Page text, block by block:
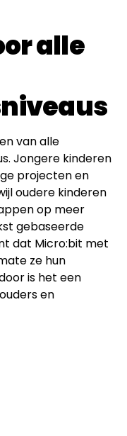
alle
van alle
Jongere kinderen
projecten en
oudere kinderen
op meer
gebaseerde
dat Micro:bit met
ze hun
is het een
en